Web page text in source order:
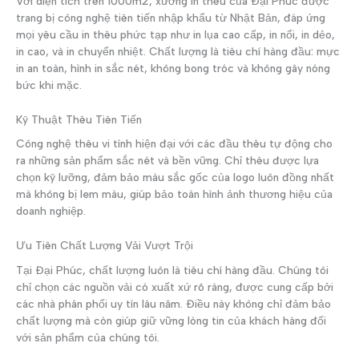
trang bị công nghệ tiên tiến nhập khẩu từ Nhật Bản, đáp ứng
mọi yêu cầu in thêu phức tạp như in lụa cao cấp, in nổi, in dẻo,
in cao, và in chuyển nhiệt. Chất lượng là tiêu chí hàng đầu: mực
in an toàn, hình in sắc nét, không bong tróc và không gây nóng
bức khi mặc.
Kỹ Thuật Thêu Tiên Tiến
Công nghệ thêu vi tính hiện đại với các đầu thêu tự động cho
ra những sản phẩm sắc nét và bền vững. Chỉ thêu được lựa
chọn kỹ lưỡng, đảm bảo màu sắc gốc của logo luôn đồng nhất
mà không bị lem màu, giúp bảo toàn hình ảnh thương hiệu của
doanh nghiệp.
Ưu Tiên Chất Lượng Vải Vượt Trội
Tại Đại Phúc, chất lượng luôn là tiêu chí hàng đầu. Chúng tôi
chỉ chọn các nguồn vải có xuất xứ rõ ràng, được cung cấp bởi
các nhà phân phối uy tín lâu năm. Điều này không chỉ đảm bảo
chất lượng mà còn giúp giữ vững lòng tin của khách hàng đối
với sản phẩm của chúng tôi.